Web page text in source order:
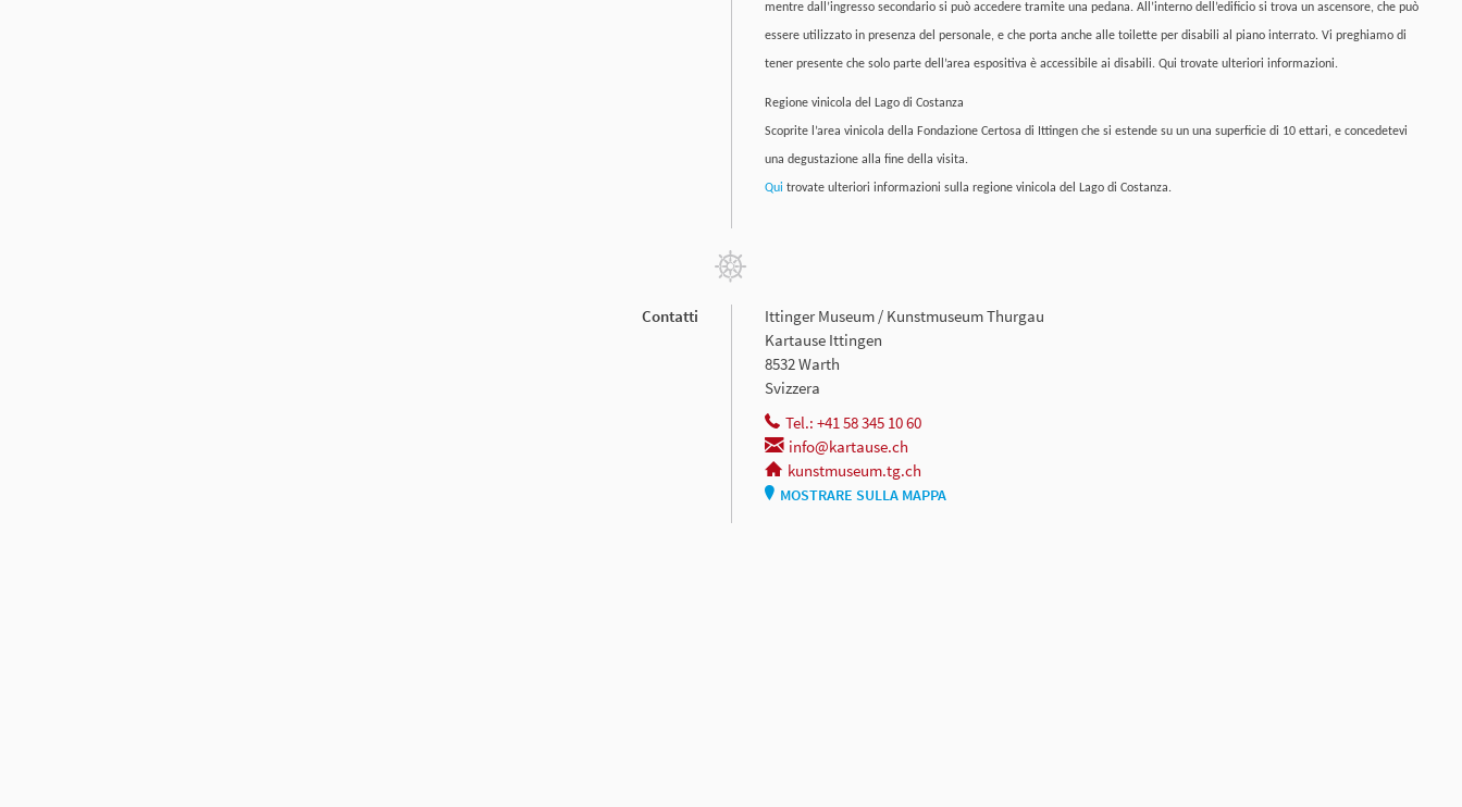
mentre dall’ingresso secondario si può accedere tramite una pedana. All’interno dell’edificio si trova un ascensore, che può
essere utilizzato in presenza del personale, e che porta anche alle toilette per disabili al piano interrato. Vi preghiamo di
tener presente che solo parte dell’area espositiva è accessibile ai disabili. Qui trovate ulteriori informazioni.
Regione vinicola del Lago di Costanza
Scoprite l’area vinicola della Fondazione Certosa di Ittingen che si estende su un una superficie di 10 ettari, e concedetevi
una degustazione alla fine della visita.
Qui trovate ulteriori informazioni sulla regione vinicola del Lago di Costanza.
Contatti
Ittinger Museum / Kunstmuseum Thurgau
Kartause Ittingen
8532 Warth
Svizzera
Tel.: +41 58 345 10 60
info@kartause.ch
kunstmuseum.tg.ch
MOSTRARE SULLA MAPPA